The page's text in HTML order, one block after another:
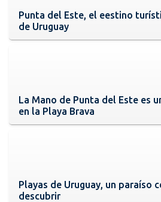
Punta del Este, el eestino
de Uruguay
La Mano de Punta del Este es
en la Playa Brava
Playas de Uruguay, un paraíso
descubrir